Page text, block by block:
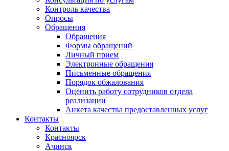
Контроль качества
Опросы
Обращения
Обращения
Формы обращений
Личный прием
Электронные обращения
Письменные обращения
Порядок обжалования
Оценить работу сотрудников отдела
реализации
Анкета качества предоставленных услуг
Контакты
Контакты
Красноярск
Ачинск